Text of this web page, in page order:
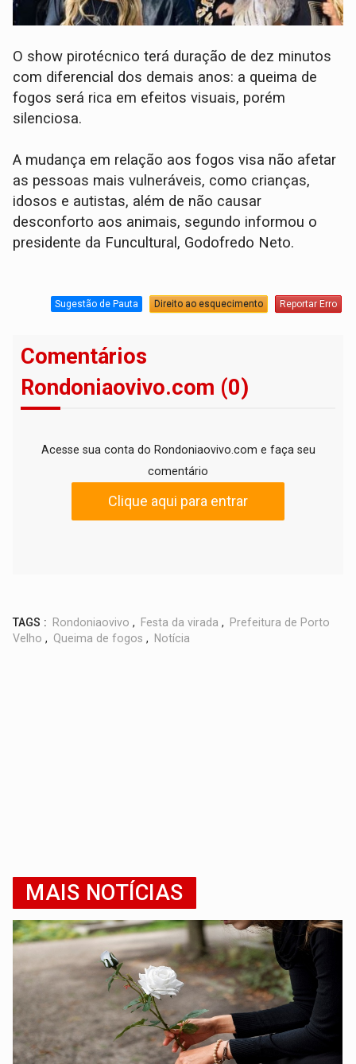
O show pirotécnico terá duração de dez minutos
com diferencial dos demais anos: a queima de
fogos será rica em efeitos visuais, porém
silenciosa.
A mudança em relação aos fogos visa não afetar
as pessoas mais vulneráveis, como crianças,
idosos e autistas, além de não causar
desconforto aos animais, segundo informou o
presidente da Funcultural, Godofredo Neto.
Sugestão de Pauta Direito ao esquecimento Reportar Erro
Comentários
Rondoniaovivo.com (0)
Acesse sua conta do Rondoniaovivo.com e faça seu
comentário
Clique aqui para entrar
TAGS : Rondoniaovivo , Festa da virada ,
Prefeitura de Porto
Velho , Queima de fogos , Notícia
MAIS NOTÍCIAS